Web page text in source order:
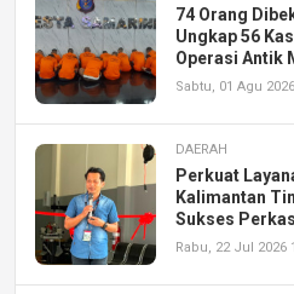
74 Orang
Ungkap 56
Operasi Antik
Sabtu, 01 Agu
DAERAH
Perkuat
Kalimantan
Sukses
Rabu, 22 Jul 2026